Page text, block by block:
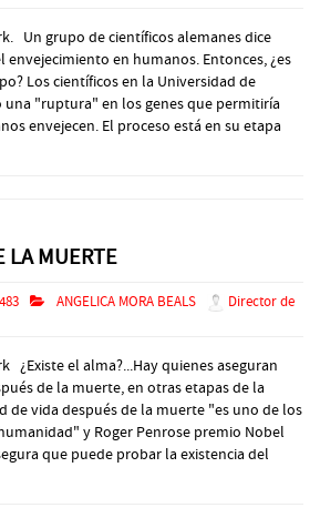
Un grupo de científicos alemanes dice
en humanos. Entonces, ¿es
Los científicos en la Universidad de
"ruptura" en los genes que permitiría
envejecen. El proceso está en su etapa
LA MUERTE
ANGELICA MORA BEALS
Director de
¿Existe el alma?...Hay quienes aseguran
de la muerte, en otras etapas de la
de vida después de la muerte "es uno de los
y Roger Penrose premio Nobel
que puede probar la existencia del